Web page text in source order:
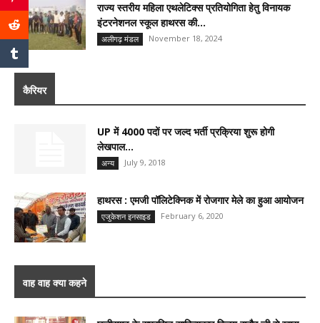
राज्य स्तरीय महिला एथलेटिक्स प्रतियोगिता हेतु विनायक
इंटरनेशनल स्कूल हाथरस की...
अलीगढ़ मंडल November 18, 2024
कैरियर
UP में 4000 पदों पर जल्द भर्ती प्रक्रिया शुरू होगी
लेखपाल...
अन्य July 9, 2018
हाथरस : एमजी पॉलिटेक्निक में रोजगार मेले का हुआ आयोजन
एजुकेशन इनसाइड February 6, 2020
वाह वाह क्या कहने